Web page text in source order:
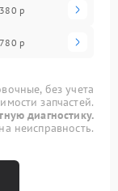
р
780 р
без учета
запчастей.
диагностику.
неисправность.